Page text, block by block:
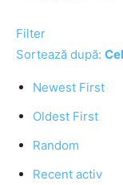
Filter
Sortează după:
Newest First
Oldest First
Random
Recent activ